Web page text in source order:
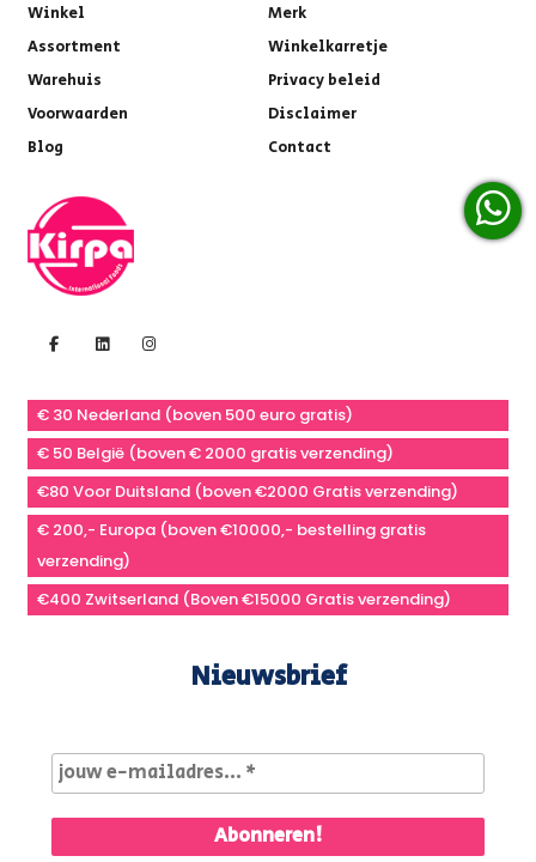
Winkel
Merk
Assortment
Winkelkarretje
Warehuis
Privacy beleid
Voorwaarden
Disclaimer
Blog
Contact
€ 30 Nederland (boven 500 euro gratis)
€ 50 België (boven € 2000 gratis verzending)
€80 Voor Duitsland (boven €2000 Gratis verzending)
€ 200,- Europa (boven €10000,- bestelling gratis
verzending)
€400 Zwitserland (Boven €15000 Gratis verzending)
Nieuwsbrief